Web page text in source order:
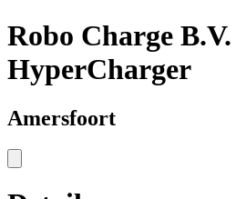
Robo Charge B.V.
HyperCharger
Amersfoort